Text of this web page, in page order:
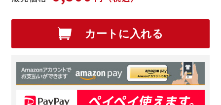
カートに入れる